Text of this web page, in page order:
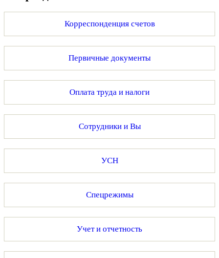
Корреспонденция счетов
Первичные документы
Оплата труда и налоги
Сотрудники и Вы
УСН
Спецрежимы
Учет и отчетность